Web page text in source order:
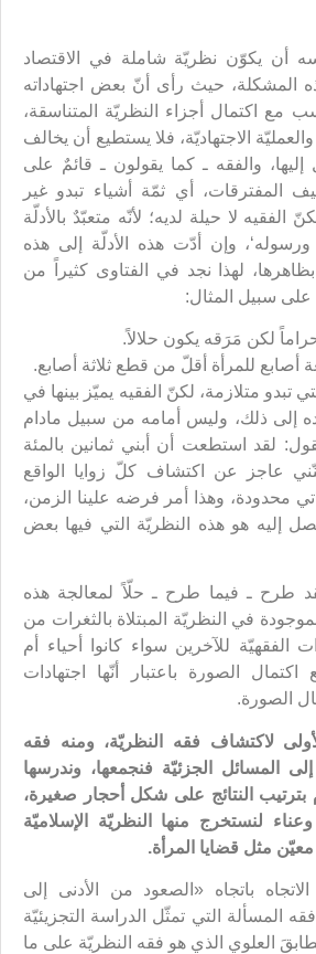
أن يكوّن نظريّة شاملة في الاقتصاد
المشكلة، حيث رأى أنّ بعض اجتهاداته
مع اكتمال أجزاء النظريّة المتناسقة،
الاجتهاديّة، فلا يستطيع أن يخالف
إليها، والفقه ـ كما يقولون ـ قائمٌ على
المفترقات، أي ثمّة أشياء تبدو غير
لا حيلة لديه؛ لأنّه متعبّدٌ بالأدلّة
وإن أدّت هذه الأدلّة إلى هذه
بظاهرها، لهذا نجد في الفتاوى كثيراً من
على سبيل المثال:
لكن مَرَقه يكون حلالاً.
أصابع للمرأة أقلّ من قطع ثلاثة أصابع.
تبدو متلازمة، لكنّ الفقيه يميّز بينها في
إلى ذلك، وليس أمامه من سبيل مادام
لقد استطعت أن أبني ثمانين بالمئة
عاجز عن اكتشاف كلّ زوايا الواقع
محدودة، وهذا أمر فرضه علينا الزمن،
إليه هو هذه النظريّة التي فيها بعض
طرح ـ فيما طرح ـ حلّاً لمعالجة هذه
في النظريّة المبتلاة بالثغرات من
الفقهيّة للآخرين سواء كانوا أحياء أم
اكتمال الصورة باعتبار أنّها اجتهادات
الصورة.
لاكتشاف فقه النظريّة، ومنه فقه
المسائل الجزئيّة فنجمعها، وندرسها
بترتيب النتائج على شكل أحجار صغيرة،
لنستخرج منها النظريّة الإسلاميّة
مثل قضايا المرأة.
باتجاه «الصعود من الأدنى إلى
فقه المسألة التي تمثّل الدراسة التجزيئيّة
الطابقَ العلوي الذي هو فقه النظريّة على ما